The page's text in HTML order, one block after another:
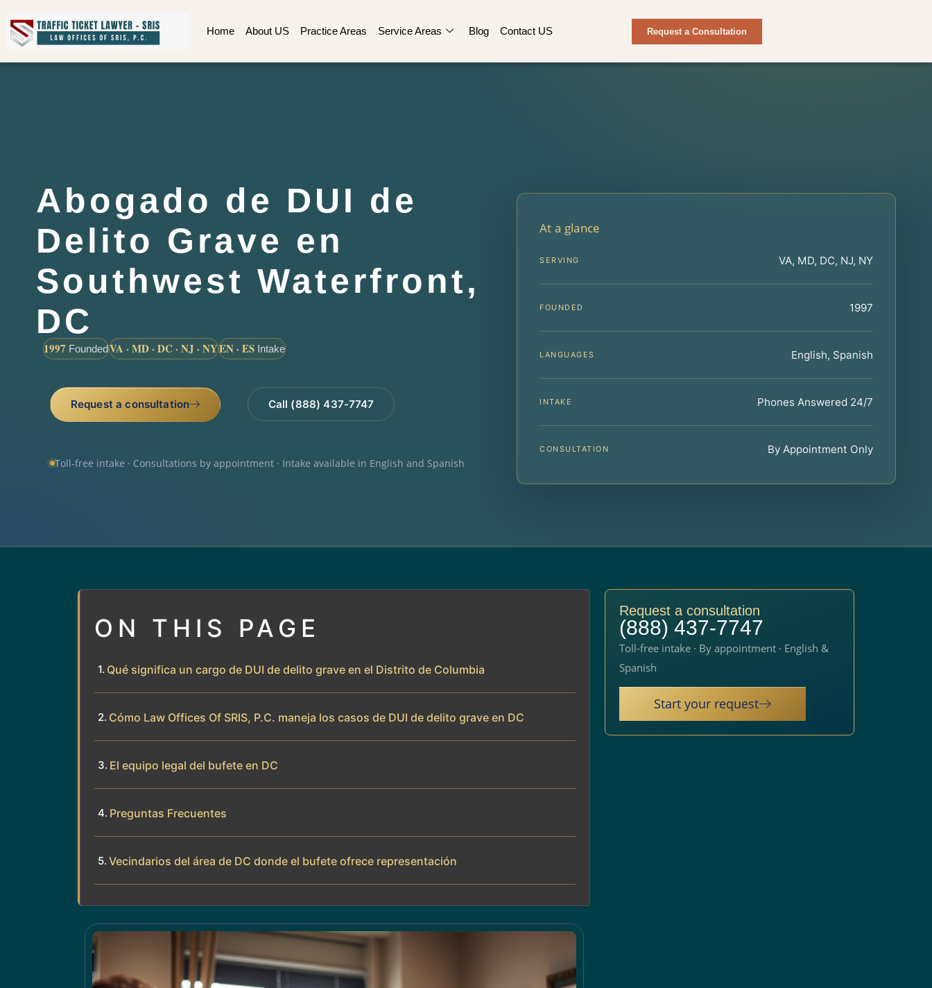
Home About US Practice Areas Service Areas Blog Contact US Request a Consultation
Abogado de DUI de
Delito Grave en
Southwest Waterfront,
DC
1997 FoundedVA · MD · DC · NJ · NYEN · ES Intake
Request a consultation Call (888) 437-7747
Toll-free intake · Consultations by appointment · Intake available in English and Spanish
At a glance
SERVING VA, MD, DC, NJ, NY
FOUNDED 1997
LANGUAGES English, Spanish
INTAKE Phones Answered 24/7
CONSULTATION By Appointment Only
ON THIS PAGE
Qué significa un cargo de DUI de delito grave en el Distrito de Columbia
Cómo Law Offices Of SRIS, P.C. maneja los casos de DUI de delito grave en DC
El equipo legal del bufete en DC
Preguntas Frecuentes
Vecindarios del área de DC donde el bufete ofrece representación
Request a consultation
(888) 437-7747
Toll-free intake · By appointment · English &
Spanish
Start your request